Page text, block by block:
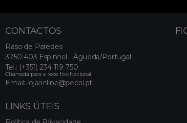
CONTACTOS
Raso de Paredes
3750-403 Espinhel - Águeda/Portugal
Tel.: (+351) 234 119 750
Chamada para a rede fixa Nacional
Email: lojaonline@pecol.pt
LINKS ÚTEIS